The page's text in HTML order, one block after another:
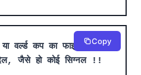
वर्ल्ड कप का फाइनल
जैसे हो कोई सिग्नल !!
Copy